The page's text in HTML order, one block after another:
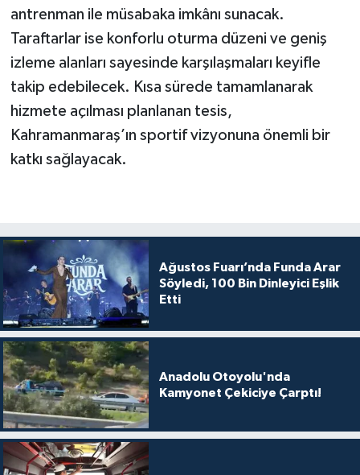
antrenman ile müsabaka imkânı sunacak.
Taraftarlar ise konforlu oturma düzeni ve geniş
izleme alanları sayesinde karşılaşmaları keyifle
takip edebilecek. Kısa sürede tamamlanarak
hizmete açılması planlanan tesis,
Kahramanmaraş’ın sportif vizyonuna önemli bir
katkı sağlayacak.
Ağustos Fuarı’nda Funda Arar
Söyledi, 100 Bin Dinleyici Eşlik
Etti
Anadolu Otoyolu'nda
Kamyonet Çekiciye Çarptı!